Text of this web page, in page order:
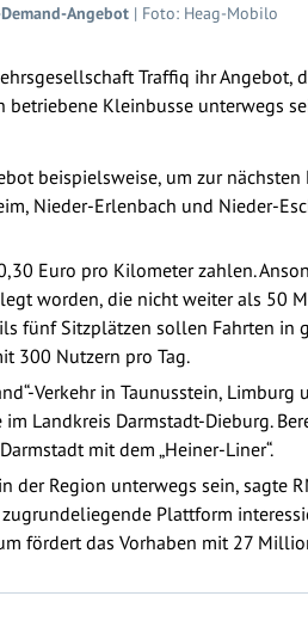
Angebot | Foto: Heag-Mobilo
Traffiq ihr Angebot,
Kleinbusse unterwegs
beispielsweise, um zur
Nieder-Erlenbach und Nieder-
Euro pro Kilometer zahlen.
worden, die nicht weiter als 50
fünf Sitzplätzen sollen Fahrten in
300 Nutzern pro Tag.
Verkehr in Taunusstein,
Landkreis Darmstadt-Dieburg.
mit dem „Heiner-Liner“.
Region unterwegs sein, sagte
Plattform
fördert das Vorhaben mit 27